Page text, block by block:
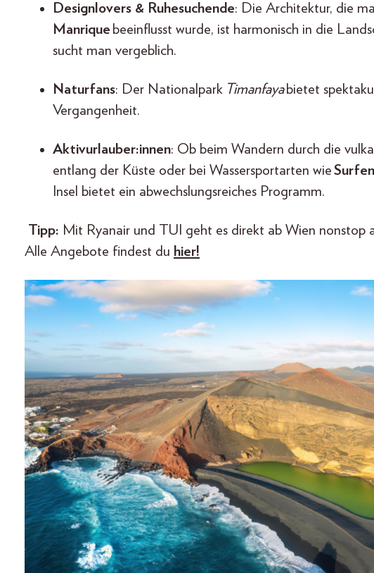
Designlovers & Ruhesuchende: Die Architektur, die
Manrique beeinflusst wurde, ist harmonisch in die
sucht man vergeblich.
Naturfans: Der Nationalpark Timanfayabietet
Vergangenheit.
Aktivurlauber:innen: Ob beim Wandern durch die
entlang der Küste oder bei Wassersportarten wie
Insel bietet ein abwechslungsreiches Programm.
Tipp: Mit Ryanair und TUI geht es direkt ab Wien nonstop
Alle Angebote findest du hier!